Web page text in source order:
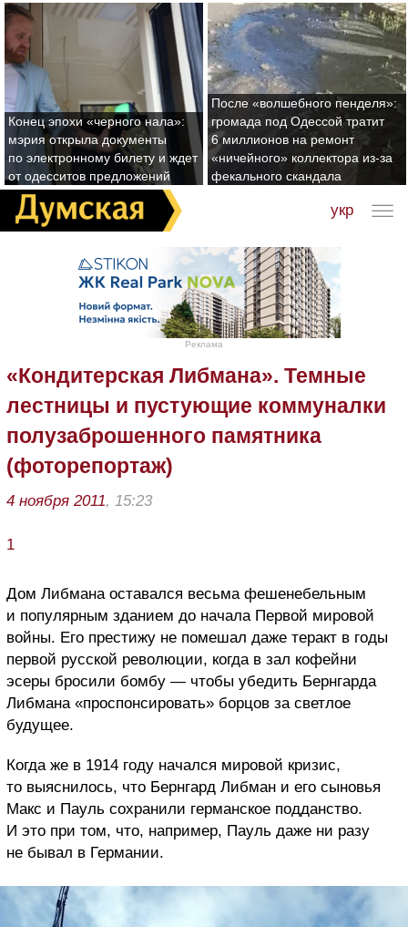
Конец эпохи «черного нала»:
мэрия открыла документы
по электронному билету и ждет
от одесситов предложений
После «волшебного пенделя»:
громада под Одессой тратит
6 миллионов на ремонт
«ничейного» коллектора из-за
фекального скандала
укр
Реклама
«Кондитерская Либмана». Темные
лестницы и пустующие коммуналки
полузаброшенного памятника
(фоторепортаж)
4 ноября 2011, 15:23
1
Дом Либмана оставался весьма фешенебельным
и популярным зданием до начала Первой мировой
войны. Его престижу не помешал даже теракт в годы
первой русской революции, когда в зал кофейни
эсеры бросили бомбу — чтобы убедить Бернгарда
Либмана «проспонсировать» борцов за светлое
будущее.
Когда же в 1914 году начался мировой кризис,
то выяснилось, что Бернгард Либман и его сыновья
Макс и Пауль сохранили германское подданство.
И это при том, что, например, Пауль даже ни разу
не бывал в Германии.